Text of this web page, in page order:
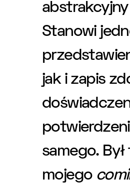
Stanowi
jak i zapis
samego.
mojego